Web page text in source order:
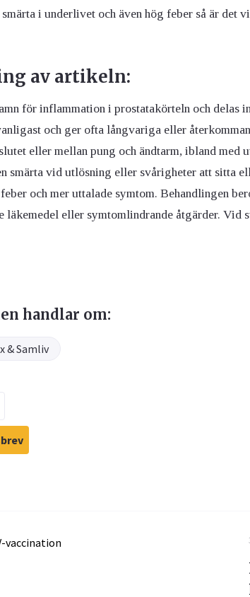
i underlivet och även hög feber så är det
av artikeln:
för inflammation i prostatakörteln och delas
och ger ofta långvariga eller
eller mellan pung och ändtarm, ibland med
smärta vid utlösning eller svårigheter att sitta
och mer uttalade symtom. Behandlingen
läkemedel eller symtomlindrande åtgärder. Vid
handlar om:
& Samliv